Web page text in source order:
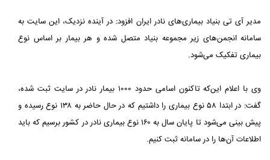
مدیر آی تی بنیاد بیماری‌های نادر ایران افزود: در آینده نزدیک، این سایت به
سامانه انجمن‌های زیر مجموعه بنیاد متصل شده و هر بیمار بر اساس نوع
بیماری تفکیک می‌شود.
وی با اعلام این‌که تاکنون اسامی حدود ۱۰۰۰ بیمار نادر در سایت ثبت شده،
گفت: در ابتدا ۵۸ نوع بیماری را داشتیم که در حال حاضر به ۱۳۸ نوع رسیده و
پیش بینی می‌شود تا پایان سال به ۱۶۰ نوع بیماری نادر در کشور برسیم که باید
اطلاعات آن‌ها را در سامانه ثبت کنیم.